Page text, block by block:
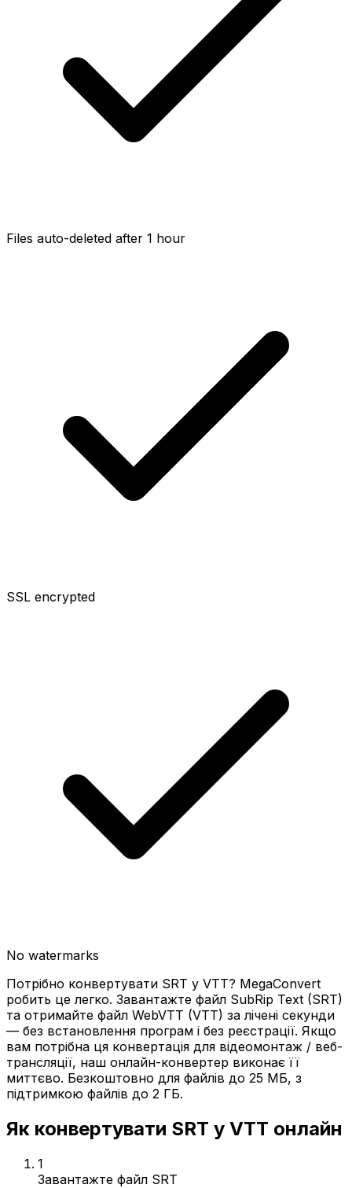
Files auto-deleted after 1 hour
SSL encrypted
No watermarks
Потрібно конвертувати SRT у VTT? MegaConvert
робить це легко. Завантажте файл SubRip Text (SRT)
та отримайте файл WebVTT (VTT) за лічені секунди
— без встановлення програм і без реєстрації. Якщо
вам потрібна ця конвертація для відеомонтаж / веб-
трансляції, наш онлайн-конвертер виконає її
миттєво. Безкоштовно для файлів до 25 МБ, з
підтримкою файлів до 2 ГБ.
Як конвертувати SRT у VTT онлайн
1
Завантажте файл SRT